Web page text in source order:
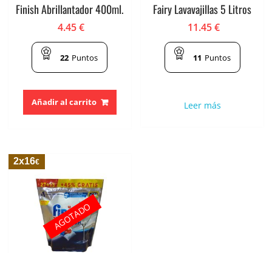
Finish Abrillantador 400ml.
4.45€
22 Puntos
Añadir al carrito
Fairy Lavavajillas 5 Litros
11.45€
11 Puntos
Leer más
2x16€
AGOTADO